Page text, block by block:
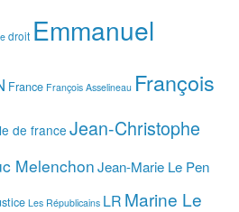
droit Emmanuel
France François Asselineau François
de franceJean-Christophe
MelenchonJean-Marie Le Pen
Les Républicains LR Marine Le